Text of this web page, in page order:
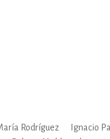
Rodríguez Ignacio